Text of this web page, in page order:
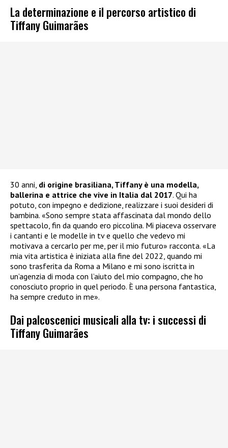
La determinazione e il percorso artistico di
Tiffany Guimarães
30 anni, di origine brasiliana, Tiffany è una modella,
ballerina e attrice che vive in Italia dal 2017. Qui ha
potuto, con impegno e dedizione, realizzare i suoi desideri di
bambina. «Sono sempre stata affascinata dal mondo dello
spettacolo, fin da quando ero piccolina. Mi piaceva osservare
i cantanti e le modelle in tv e quello che vedevo mi
motivava a cercarlo per me, per il mio futuro» racconta. «La
mia vita artistica è iniziata alla fine del 2022, quando mi
sono trasferita da Roma a Milano e mi sono iscritta in
un’agenzia di moda con l’aiuto del mio compagno, che ho
conosciuto proprio in quel periodo. È una persona fantastica,
ha sempre creduto in me».
Dai palcoscenici musicali alla tv: i successi di
Tiffany Guimarães